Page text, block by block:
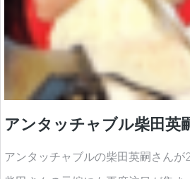
アンタッチャブル柴田英
アンタッチャブルの柴田英嗣さん